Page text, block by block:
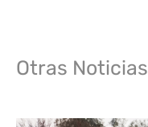
Otras Noticias